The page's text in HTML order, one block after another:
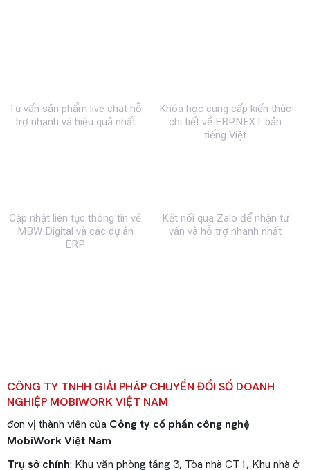
Tư vấn sản phẩm live chat hỗ
trợ nhanh và hiệu quả nhất
Khóa học cung cấp kiến thức
chi tiết về ERPNEXT bản
tiếng Việt
Cập nhật liên tục thông tin về
MBW Digital và các dự án
ERP
Kết nối qua Zalo để nhận tư
vấn và hỗ trợ nhanh nhất
CÔNG TY TNHH GIẢI PHÁP CHUYỂN ĐỔI SỐ DOANH
NGHIỆP MOBIWORK VIỆT NAM
đơn vị thành viên của Công ty cổ phần công nghệ
MobiWork Việt Nam
Trụ sở chính: Khu văn phòng tầng 3, Tòa nhà CT1, Khu nhà ở